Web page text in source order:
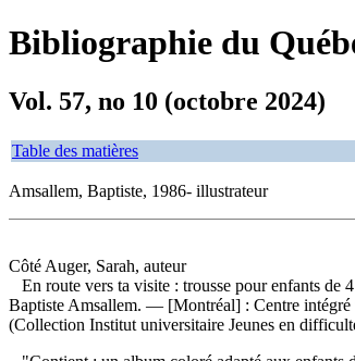
Bibliographie du
Vol. 57, no 10 (octobre 2024)
Table des matières
Amsallem, Baptiste, 1986- illustrateur
Côté Auger, Sarah, auteur
En route vers ta visite : trousse pour enfants de
Baptiste Amsallem. — [Montréal] : Centre
(Collection Institut universitaire Jeunes en